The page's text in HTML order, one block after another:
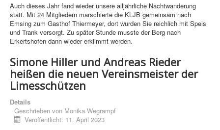
Auch dieses Jahr fand wieder unsere alljährliche Nachtwanderung
statt. Mit 24 Mitgliedern marschierte die KLJB gemeinsam nach
Emsing zum Gasthof Thiermeyer, dort wurden Sie reichlich mit Speis
und Trank versorgt. Zu später Stunde musste der Berg nach
Erkertshofen dann wieder erklimmt werden.
Simone Hiller und Andreas Rieder
heißen die neuen Vereinsmeister der
Limesschützen
Details
Geschrieben von Monika Wegrampf
Veröffentlicht: 11. April 2023